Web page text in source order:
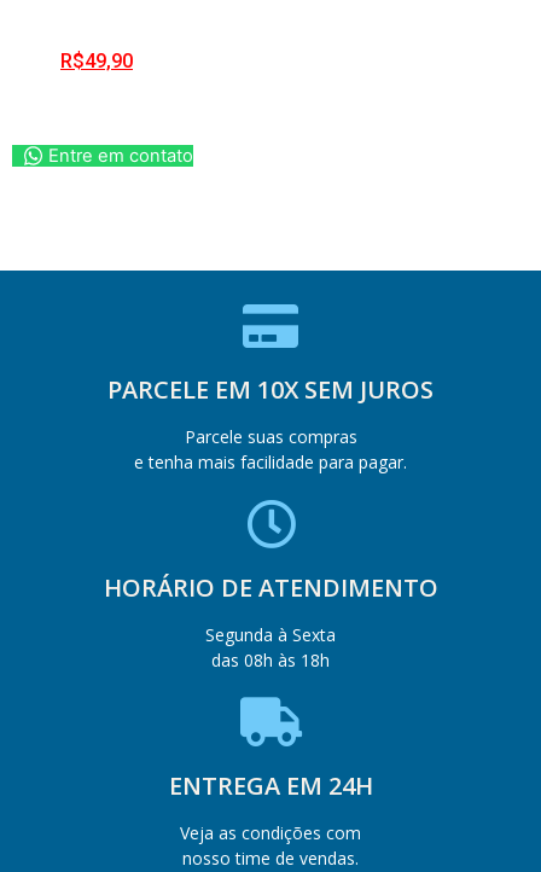
R$49,90
Entre em contato
PARCELE EM 10X SEM JUROS
Parcele suas compras
e tenha mais facilidade para pagar.
HORÁRIO DE ATENDIMENTO
Segunda à Sexta
das 08h às 18h
ENTREGA EM 24H
Veja as condições com
nosso time de vendas.